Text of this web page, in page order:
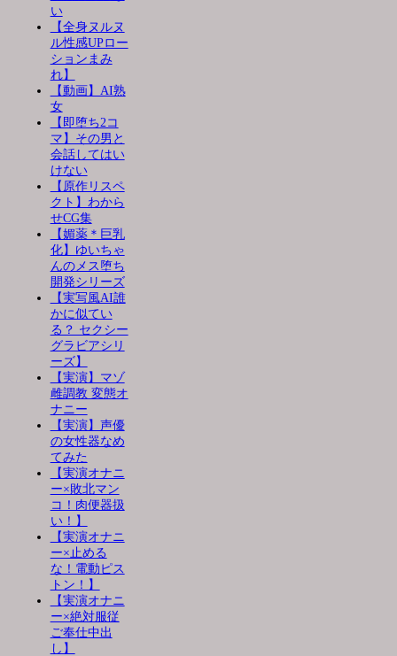
い
【全身ヌルヌ
ル性感UPロー
ションまみ
れ】
【動画】AI熟
女
【即堕ち2コ
マ】その男と
会話してはい
けない
【原作リスペ
クト】わから
せCG集
【媚薬＊巨乳
化】ゆいちゃ
んのメス堕ち
開発シリーズ
【実写風AI誰
かに似てい
る？ セクシー
グラビアシリ
ーズ】
【実演】マゾ
雌調教 変態オ
ナニー
【実演】声優
の女性器なめ
てみた
【実演オナニ
ー×敗北マン
コ！肉便器扱
い！】
【実演オナニ
ー×止める
な！電動ピス
トン！】
【実演オナニ
ー×絶対服従
ご奉仕中出
し】